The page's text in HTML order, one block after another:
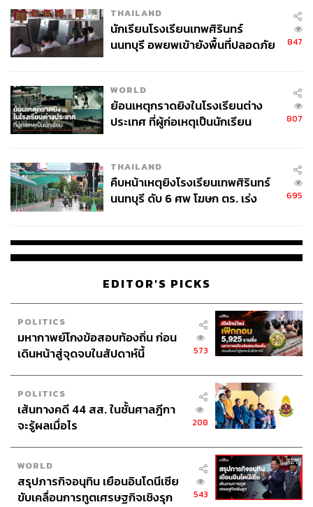
THAILAND
นักเรียนโรงเรียนเทพศิรินทร์
นนทบุรี อพยพเข้ายังพื้นที่ปลอดภัย
847
WORLD
ย้อนเหตุกราดยิงในโรงเรียนต่าง
ประเทศ ที่ผู้ก่อเหตุเป็นนักเรียน
807
THAILAND
คืบหน้าเหตุยิงโรงเรียนเทพศิรินทร์
นนทบุรี ดับ 6 ศพ โฆษก ตร. เร่ง
695
EDITOR'S PICKS
POLITICS
มหากาพย์โกงข้อสอบท้องถิ่น ก่อน
เดินหน้าสู่จุดจบในสัปดาห์นี้
573
POLITICS
เส้นทางคดี 44 สส. ในชั้นศาลฎีกา
จะรู้ผลเมื่อไร
208
WORLD
สรุปภารกิจอนุทิน เยือนอินโดนีเซีย
ขับเคลื่อนการทูตเศรษฐกิจเชิงรุก
543